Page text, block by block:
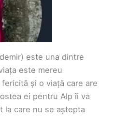
este una dintre
este mereu
și o viață care are
ei pentru Alp îi va
la care nu se aștepta